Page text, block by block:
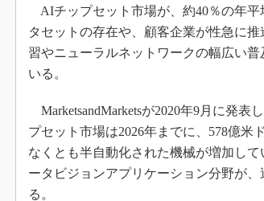
製品分解で探
光伝送技術を知
イノベーション
JASA発IoT通信
IHSアナリスト
「英語に愛され
AIチップセット市場が、約40％の年
タセットの存在や、顧客企業が性急に
習やニューラルネットワークの幅広い
いる。
MarketsandMarketsが2020年9月に発
プセット市場は2026年までに、578億
なくとも半自動化された機械が増加し
ータビジョンアプリケーション分野が
る。